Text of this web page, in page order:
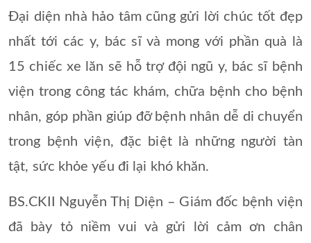
Đại diện nhà hảo tâm cũng gửi lời chúc tốt đẹp
nhất tới các y, bác sĩ và mong với phần quà là
15 chiếc xe lăn sẽ hỗ trợ đội ngũ y, bác sĩ bệnh
viện trong công tác khám, chữa bệnh cho bệnh
nhân, góp phần giúp đỡ bệnh nhân dễ di chuyển
trong bệnh viện, đặc biệt là những người tàn
tật, sức khỏe yếu đi lại khó khăn.
BS.CKII Nguyễn Thị Diện – Giám đốc bệnh viện
đã bày tỏ niềm vui và gửi lời cảm ơn chân